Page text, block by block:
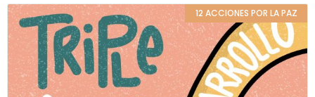
12 ACCIONES POR LA PAZ